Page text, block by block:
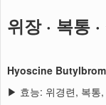
위장 · 복통
Hyoscine
▶ 효능: 위경련, 복통,